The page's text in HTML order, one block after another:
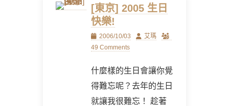
[東京] 2005 生日
快樂!
Posted
on
2006/10/03 Author
艾瑪
49 Comments
什麼樣的生日會讓你覺
得難忘呢？去年的生日
就讓我很難忘！ 趁著